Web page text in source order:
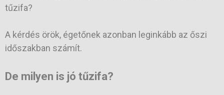
tűzifa?
A kérdés örök, égetőnek azonban leginkább az őszi
időszakban számít.
De milyen is jó tűzifa?